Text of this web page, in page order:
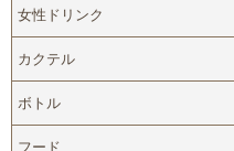
女性ドリンク
カクテル
ボトル
フード